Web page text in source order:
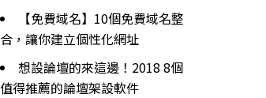
【免費域名】10個免費域名整
合，讓你建立個性化網址
想設論壇的來這邊！2018 8個
值得推薦的論壇架設軟件